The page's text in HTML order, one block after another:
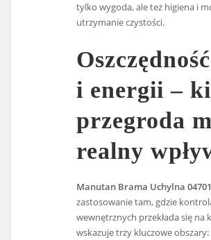
tylko wygoda, ale też higiena i
utrzymanie czystości.
i energii –
przegroda
realny
Manutan Brama Uchylna
zastosowanie tam, gdzie
wewnętrznych przekłada się na
wskazuje trzy kluczowe obszary: